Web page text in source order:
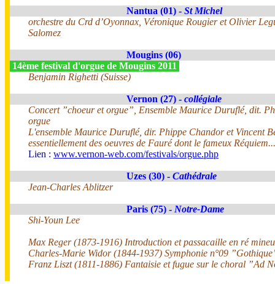
Nantua (01) - St Michel
orchestre du Crd d’Oyonnax, Véronique Rougier et Olivier
Salomez
Mougins (06)
14ème festival d'orgue de Mougins 2011
Benjamin Righetti (Suisse)
Vernon (27) - collégiale
Concert ”choeur et orgue”, Ensemble Maurice Duruflé, dit.
orgue
L'ensemble Maurice Duruflé, dir. Phippe Chandor et Vincent
essentiellement des oeuvres de Fauré dont le fameux Réquiem...
Lien : www.vernon-web.com/festivals/orgue.php
Uzes (30) - Cathédrale
Jean-Charles Ablitzer
Paris (75) - Notre-Dame
Shi-Youn Lee
Max Reger (1873-1916) Introduction et passacaille en ré
Charles-Marie Widor (1844-1937) Symphonie n°09
Franz Liszt (1811-1886) Fantaisie et fugue sur le choral ”Ad